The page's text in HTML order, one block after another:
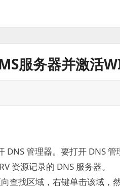
服务器并激活
DNS 管理器。要打开 DNS
资源记录的 DNS 服务器。
查找区域，右键单击该域，